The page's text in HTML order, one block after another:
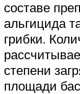
составе
альгицида
грибки.
степени
площади